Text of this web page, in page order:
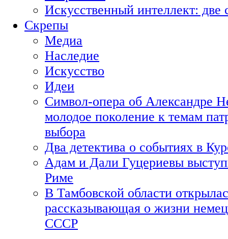
Искусственный интеллект:
Скрепы
Медиа
Наследие
Искусство
Идеи
Символ-опера об Александре
молодое поколение к темам
выбора
Два детектива о событиях в
Адам и Дали Гуцериевы
Риме
В Тамбовской области
рассказывающая о жизни
СССР